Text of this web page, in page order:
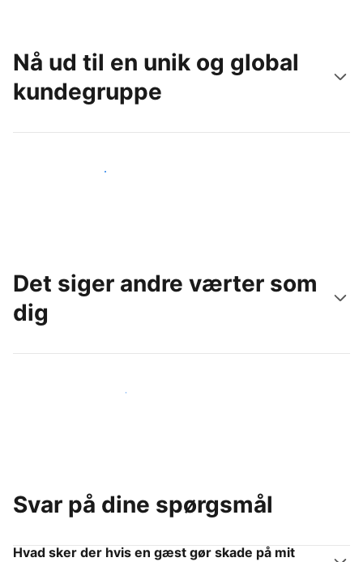
Nå ud til en unik og global
kundegruppe
Nå ud til nye gæster i dag
Det siger andre værter som
dig
Slut dig til andre værter som dig
Svar på dine spørgsmål
Hvad sker der hvis en gæst gør skade på mit